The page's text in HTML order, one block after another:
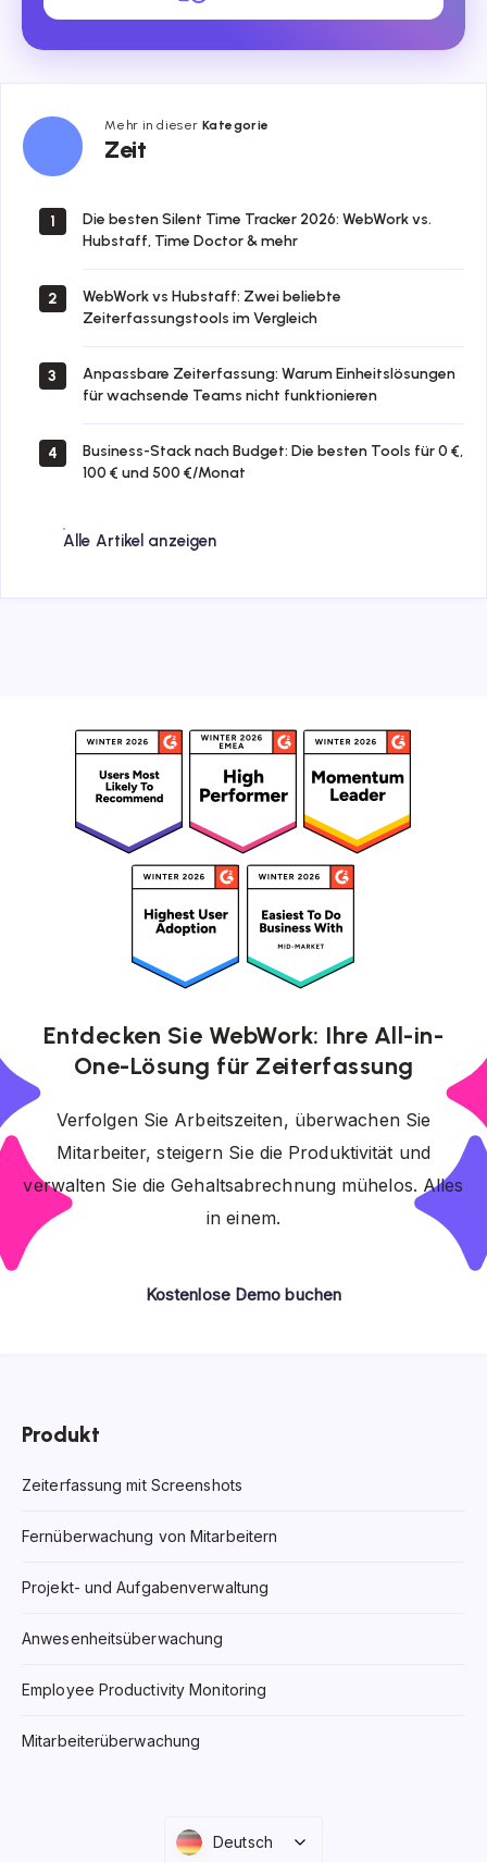
Mehr in dieser Kategorie
Zeit
Zeit
1
Die besten Silent Time Tracker 2026: WebWork vs.
Hubstaff, Time Doctor & mehr
2
WebWork vs Hubstaff: Zwei beliebte
Zeiterfassungstools im Vergleich
3
Anpassbare Zeiterfassung: Warum Einheitslösungen
für wachsende Teams nicht funktionieren
4
Business-Stack nach Budget: Die besten Tools für 0 €,
100 € und 500 €/Monat
Alle Artikel anzeigen
Entdecken Sie WebWork: Ihre All-in-
One-Lösung für Zeiterfassung
Verfolgen Sie Arbeitszeiten, überwachen Sie
Mitarbeiter, steigern Sie die Produktivität und
verwalten Sie die Gehaltsabrechnung mühelos. Alles
in einem.
Kostenlose Demo buchen
Produkt
Zeiterfassung mit Screenshots
Fernüberwachung von Mitarbeitern
Projekt- und Aufgabenverwaltung
Anwesenheitsüberwachung
Employee Productivity Monitoring
Mitarbeiterüberwachung
Deutsch